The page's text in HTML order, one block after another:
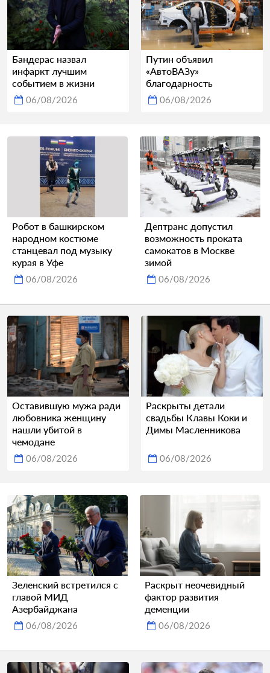
Бандерас назвал
инфаркт лучшим
событием в жизни
06/08/2026
Путин объявил
«АвтоВАЗу»
благодарность
06/08/2026
Робот в башкирском
народном костюме
станцевал под музыку
курая в Уфе
06/08/2026
Дептранс допустил
возможность проката
самокатов в Москве
зимой
06/08/2026
Оставившую мужа ради
любовника женщину
нашли убитой в
чемодане
06/08/2026
Раскрыты детали
свадьбы Клавы Коки и
Димы Масленникова
06/08/2026
Зеленский встретился с
главой МИД
Азербайджана
06/08/2026
Раскрыт неочевидный
фактор развития
деменции
06/08/2026